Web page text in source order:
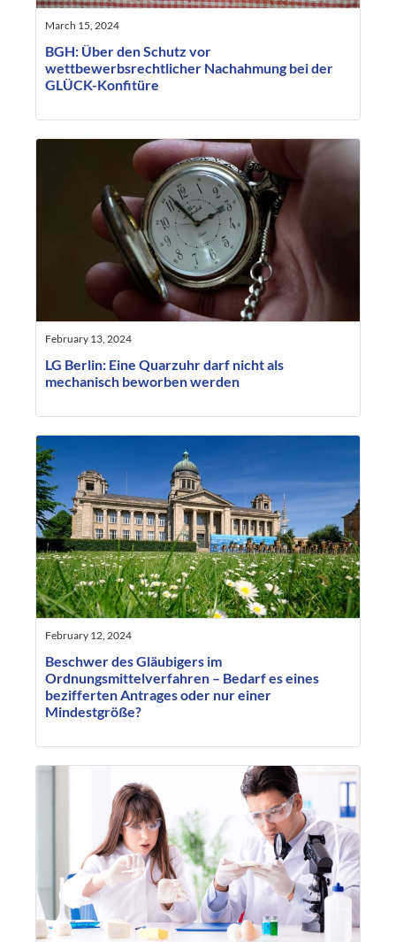
March 15, 2024
BGH: Über den Schutz vor
wettbewerbsrechtlicher Nachahmung bei der
GLÜCK-Konfitüre
February 13, 2024
LG Berlin: Eine Quarzuhr darf nicht als
mechanisch beworben werden
February 12, 2024
Beschwer des Gläubigers im
Ordnungsmittelverfahren – Bedarf es eines
bezifferten Antrages oder nur einer
Mindestgröße?